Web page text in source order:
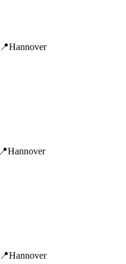
📍Hannover
📍Hannover
📍Hannover